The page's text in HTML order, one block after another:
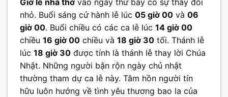
Giờ lễ nhà thờ vào ngày thứ bảy có sự thay đổi
nhỏ. Buổi sáng cử hành lễ lúc 05 giờ 00 và 06
giờ 00. Buổi chiều có các ca lễ lúc 14 giờ 00
chiều 16 giờ 00 chiều và 18 giờ 30 tối. Thánh lễ
lúc 18 giờ 30 được tính là thánh lễ thay lời Chúa
Nhật. Những người bận rộn ngày chủ nhật
thường tham dự ca lễ này. Tâm hồn người tín
hữu luôn hướng về tình yêu thương bao la của